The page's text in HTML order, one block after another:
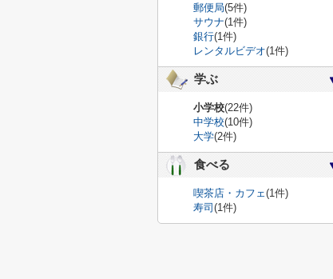
郵便局(5件)
サウナ(1件)
銀行(1件)
レンタルビデオ(1件)
学ぶ
小学校(22件)
中学校(10件)
大学(2件)
食べる
喫茶店・カフェ(1件)
寿司 (1件)